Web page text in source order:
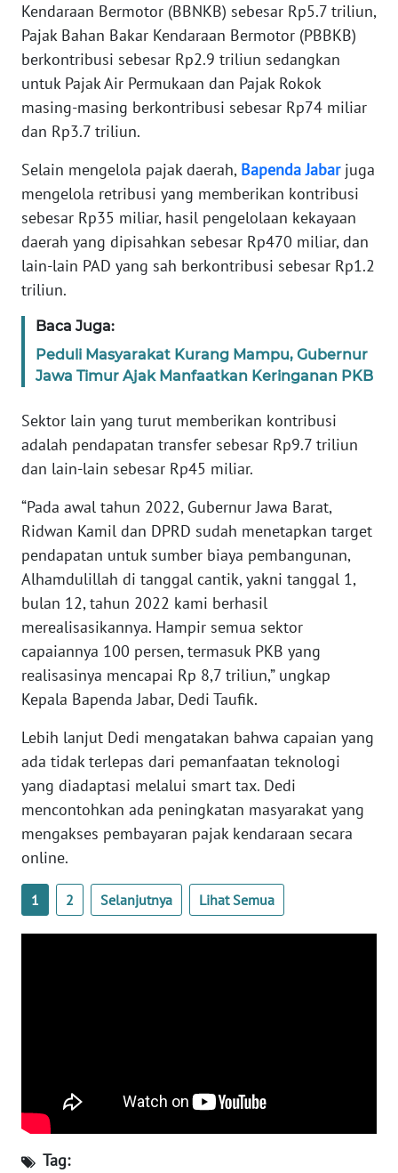
Kendaraan Bermotor (BBNKB) sebesar Rp5.7 triliun,
Pajak Bahan Bakar Kendaraan Bermotor (PBBKB)
berkontribusi sebesar Rp2.9 triliun sedangkan
untuk Pajak Air Permukaan dan Pajak Rokok
masing-masing berkontribusi sebesar Rp74 miliar
dan Rp3.7 triliun.
Selain mengelola pajak daerah, Bapenda Jabarjuga
mengelola retribusi yang memberikan kontribusi
sebesar Rp35 miliar, hasil pengelolaan kekayaan
daerah yang dipisahkan sebesar Rp470 miliar, dan
lain-lain PAD yang sah berkontribusi sebesar Rp1.2
triliun.
Baca Juga:
Peduli Masyarakat Kurang Mampu, Gubernur
Jawa Timur Ajak Manfaatkan Keringanan PKB
Sektor lain yang turut memberikan kontribusi
adalah pendapatan transfer sebesar Rp9.7 triliun
dan lain-lain sebesar Rp45 miliar.
“Pada awal tahun 2022, Gubernur Jawa Barat,
Ridwan Kamil dan DPRD sudah menetapkan target
pendapatan untuk sumber biaya pembangunan,
Alhamdulillah di tanggal cantik, yakni tanggal 1,
bulan 12, tahun 2022 kami berhasil
merealisasikannya. Hampir semua sektor
capaiannya 100 persen, termasuk PKB yang
realisasinya mencapai Rp 8,7 triliun,” ungkap
Kepala Bapenda Jabar, Dedi Taufik.
Lebih lanjut Dedi mengatakan bahwa capaian yang
ada tidak terlepas dari pemanfaatan teknologi
yang diadaptasi melalui smart tax. Dedi
mencontohkan ada peningkatan masyarakat yang
mengakses pembayaran pajak kendaraan secara
online.
1 2 Selanjutnya Lihat Semua
Tag:
KARIR
DISCLAIMER
Wahana
News
WN
SUMUT
WN
JAKARTA
WN
WN
NTT
WN
KEPRI
WN
PAPUA
WN
PAPUA
BARAT
WN
RIAU
WN
JAMBI
WN
WN
SULBAR